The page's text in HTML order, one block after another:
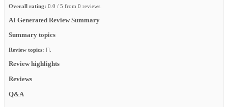
Overall rating: 0.0 / 5 from 0 reviews.
AI Generated Review Summary
Summary topics
Review topics: [].
Review highlights
Reviews
Q&A